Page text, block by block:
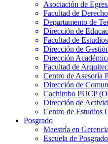
Asociación de
Facultad de
Departamento de
Dirección de
Facultad de
Dirección de
Dirección
Facultad de
Centro de Asesoría
Dirección de
Cachimbo PUCP
Dirección de
Centro de Estudios
Posgrado
Maestría en
Escuela de Posgrado